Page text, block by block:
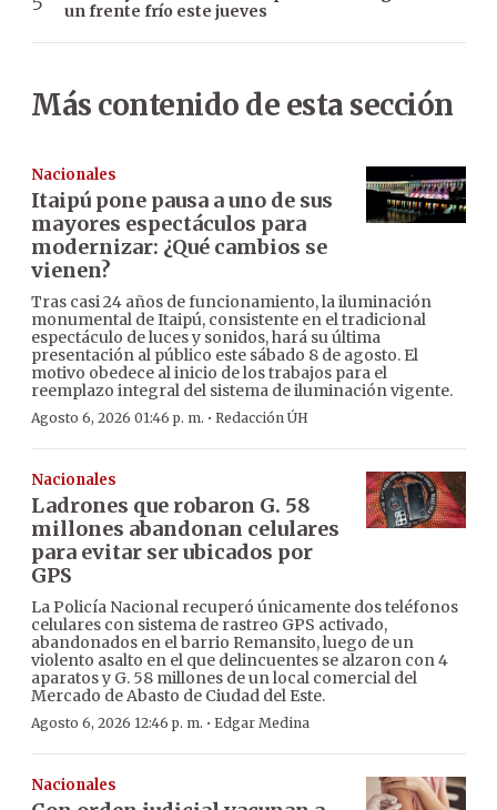
un frente frío este jueves
Más contenido de esta sección
Nacionales
Itaipú pone pausa a uno de sus
mayores espectáculos para
modernizar: ¿Qué cambios se
vienen?
Tras casi 24 años de funcionamiento, la iluminación
monumental de Itaipú, consistente en el tradicional
espectáculo de luces y sonidos, hará su última
presentación al público este sábado 8 de agosto. El
motivo obedece al inicio de los trabajos para el
reemplazo integral del sistema de iluminación vigente.
Agosto 6, 2026 01:46 p. m. · Redacción ÚH
Nacionales
Ladrones que robaron G. 58
millones abandonan celulares
para evitar ser ubicados por
GPS
La Policía Nacional recuperó únicamente dos teléfonos
celulares con sistema de rastreo GPS activado,
abandonados en el barrio Remansito, luego de un
violento asalto en el que delincuentes se alzaron con 4
aparatos y G. 58 millones de un local comercial del
Mercado de Abasto de Ciudad del Este.
Agosto 6, 2026 12:46 p. m. · Edgar Medina
Nacionales